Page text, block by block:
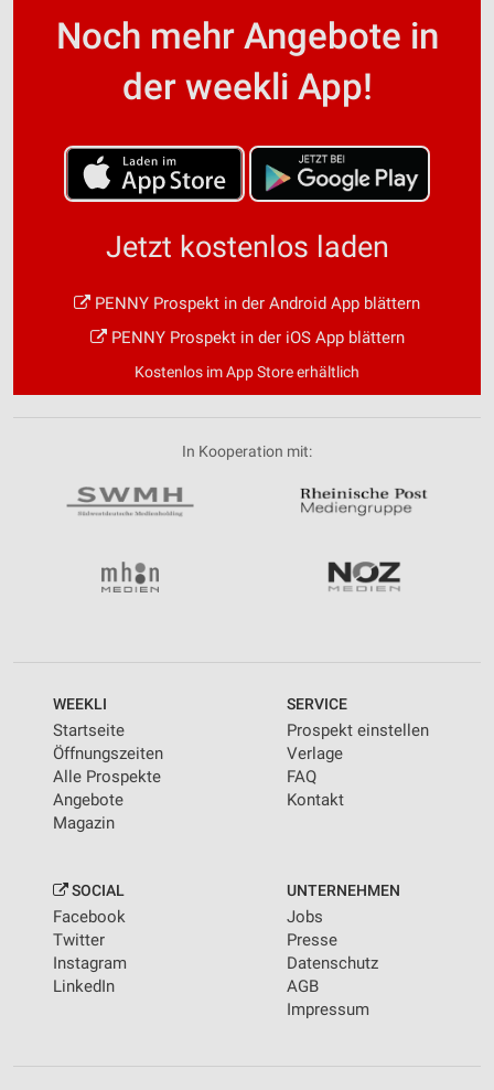
Noch mehr Angebote in
der weekli App!
Jetzt kostenlos laden
PENNY Prospekt in der Android App blättern
PENNY Prospekt in der iOS App blättern
Kostenlos im App Store erhältlich
In Kooperation mit:
WEEKLI
Startseite
Öffnungszeiten
Alle Prospekte
Angebote
Magazin
SERVICE
Prospekt einstellen
Verlage
FAQ
Kontakt
SOCIAL
Facebook
Twitter
Instagram
LinkedIn
UNTERNEHMEN
Jobs
Presse
Datenschutz
AGB
Impressum